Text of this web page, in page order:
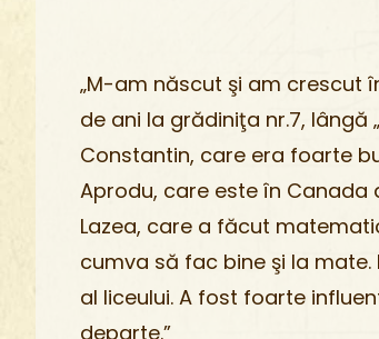
„M-am născut şi am crescut
de ani la grădiniţa nr.7, lângă
Constantin, care era foarte
Aprodu, care este în Canada
Lazea, care a făcut
cumva să fac bine şi la
al liceului. A fost foarte
departe.”